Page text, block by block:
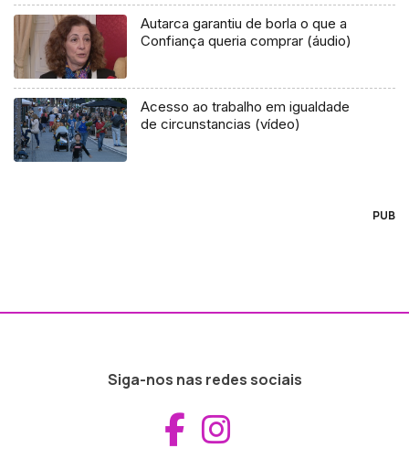
Autarca garantiu de borla o que a
Confiança queria comprar (áudio)
Acesso ao trabalho em igualdade
de circunstancias (vídeo)
PUB
Siga-nos nas redes sociais
Aceder ao